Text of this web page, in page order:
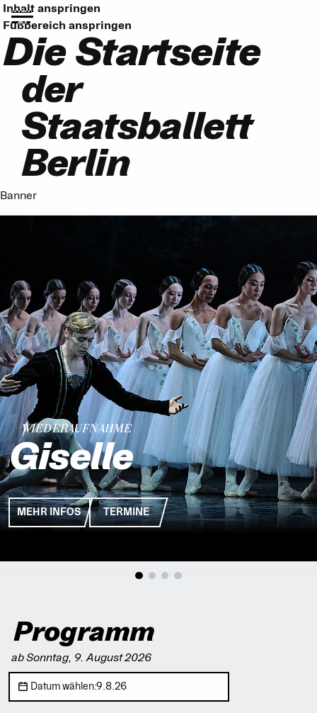
Inhalt anspringen
Fußbereich anspringen
Die Startseite
der
Staatsballett
Berlin
Banner
WIEDERAUFNAHME
Giselle
MEHR INFOS TERMINE
Programm
ab Sonntag, 9. August 2026
Datum wählen:9.8.26